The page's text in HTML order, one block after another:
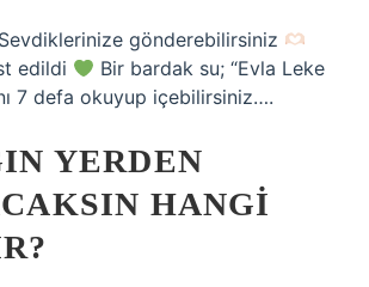
| Sevdiklerinize gönderebilirsiniz
edildi
Bir bardak su; “Evla Leke
7 defa okuyup içebilirsiniz….
YERDEN
HANGI